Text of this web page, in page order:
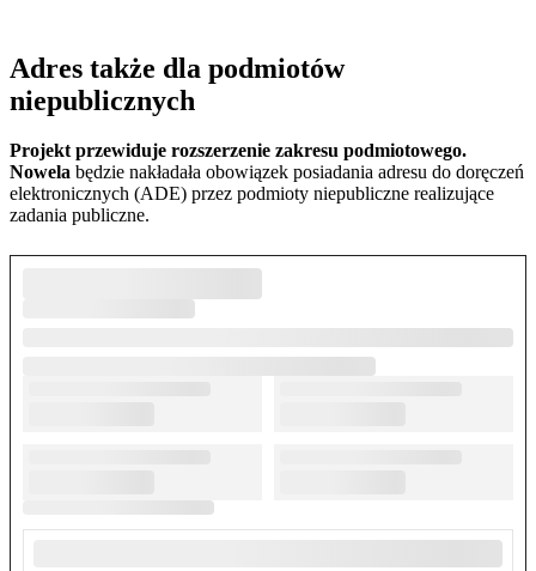
Adres także dla podmiotów
niepublicznych
Projekt przewiduje rozszerzenie zakresu podmiotowego.
Nowela będzie nakładała obowiązek posiadania adresu do doręczeń
elektronicznych (ADE) przez podmioty niepubliczne realizujące
zadania publiczne.